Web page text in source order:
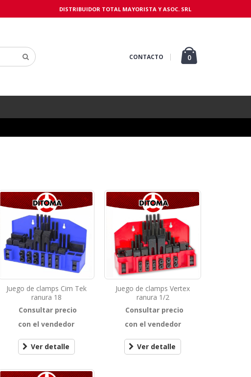
DISTRIBUIDOR TOTAL MAYORISTA Y ASOC. SRL
CONTACTO 0
Juego de clamps Cim Tek
ranura 18
Consultar precio
con el vendedor
Ver detalle
Juego de clamps Vertex
ranura 1/2
Consultar precio
con el vendedor
Ver detalle